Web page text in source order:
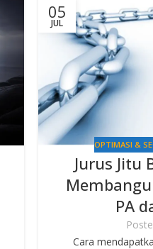
05
JUL
OPTIMASI &
Jurus Jitu
PA
Cara